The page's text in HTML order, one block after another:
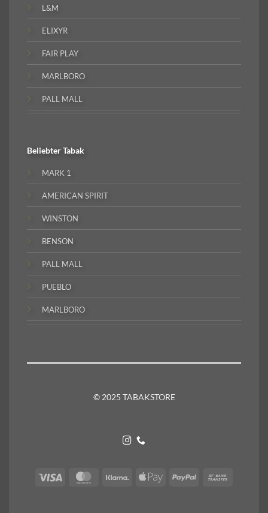
L&M
ELIXYR
FAIR PLAY
MARLBORO
PALL MALL
BeliebterTabak
MARK 1
AMERICAN SPIRIT
WINSTON
BENSON
PALL MALL
PUEBLO
MARLBORO
© 2025 TABAKSTORE
Visa MasterCardKlarna
Apple
PayPal